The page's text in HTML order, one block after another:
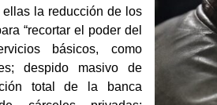
la reducción de los
“recortar el poder del
básicos, como
despido masivo de
total de la banca